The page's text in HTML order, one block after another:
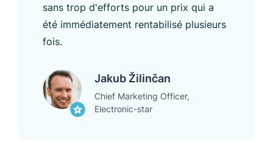
sans trop d'efforts pour un prix qui a
été immédiatement rentabilisé plusieurs
fois.
Jakub Žilinčan
Chief Marketing Officer,
Electronic-star